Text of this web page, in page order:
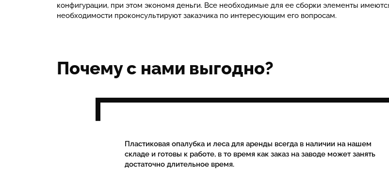
конфигурации, при этом экономя деньги. Все необходимые для ее сборки элементы
необходимости проконсультируют заказчика по интересующим его вопросам.
Почему с нами выгодно?
Пластиковая опалубка и леса для аренды всегда в наличии на нашем
складе и готовы к работе, в то время как заказ на заводе может занять
достаточно длительное время.